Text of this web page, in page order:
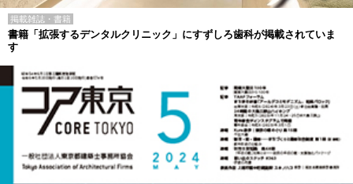
掲載雑誌・書籍
書籍「拡張するデンタルクリニック」にすずしろ歯科が掲載されていま
す